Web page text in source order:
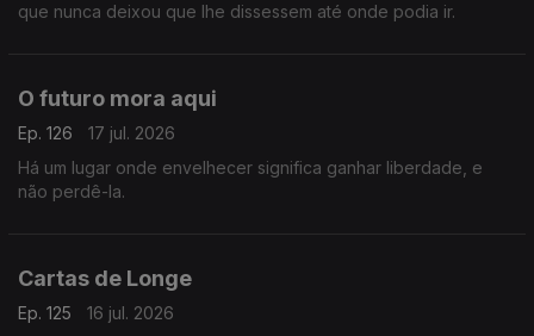
que nunca deixou que lhe dissessem até onde podia ir.
O futuro mora aqui
Ep. 126
17 jul. 2026
Há um lugar onde envelhecer significa ganhar liberdade, e
não perdê-la.
Cartas de Longe
Ep. 125
16 jul. 2026